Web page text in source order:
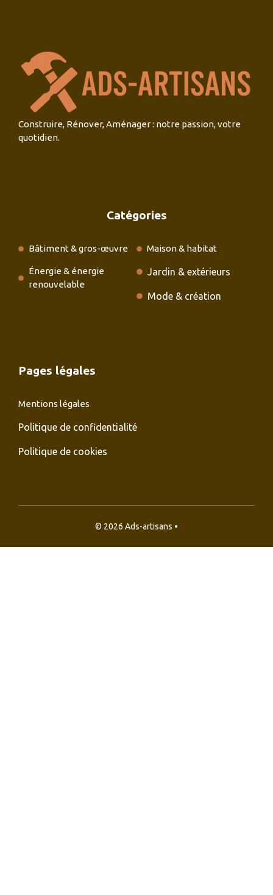
Construire, Rénover, Aménager : notre passion, votre
quotidien.
Catégories
Bâtiment & gros-œuvre
Énergie & énergie
renouvelable
Maison & habitat
Jardin & extérieurs
Mode & création
Pages légales
Mentions légales
Politique de confidentialité
Politique de cookies
© 2026 Ads-artisans •